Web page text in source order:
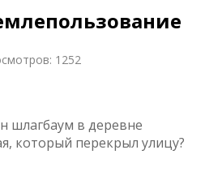
1252
шлагбаум в деревне
который перекрыл улицу?